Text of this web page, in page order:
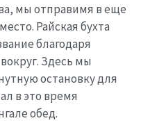
мы отправимя в еще
Райская бухта
благодаря
Здесь мы
остановку для
в это время
обед.